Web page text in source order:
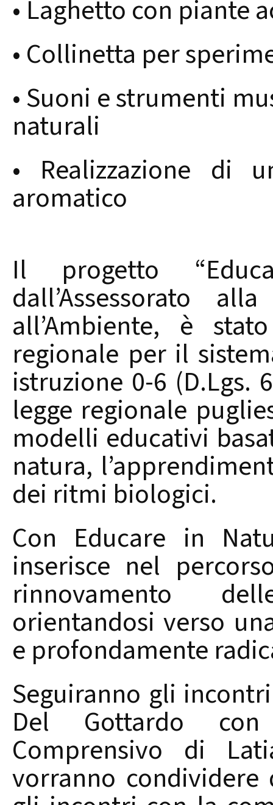
• Laghetto con piante
• Collinetta per
• Suoni e strumenti
naturali
• Realizzazione
aromatico
Il progetto
dall’Assessorato
all’Ambiente, è
regionale per il
istruzione 0-6 (D.Lgs.
legge regionale
modelli educativi
natura,
dei ritmi biologici.
Con Educare in
inserisce nel
rinnovamento
orientandosi verso
e profondamente
Seguiranno gli
Del Gottardo
Comprensivo di
vorranno condividere